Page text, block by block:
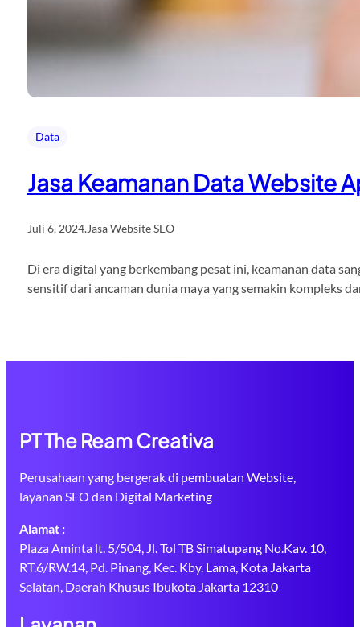
Data
Jasa Keamanan Data Website
Juli 6, 2024.Jasa Website SEO
Di era digital yang berkembang pesat ini, keamanan data
sensitif dari ancaman dunia maya yang semakin kompleks
PT The Ream Creativa
Perusahaan yang bergerak di pembuatan Website,
layanan SEO dan Digital Marketing
Alamat :
Plaza Aminta lt. 5/504, Jl. Tol TB Simatupang No.Kav. 10,
RT.6/RW.14, Pd. Pinang, Kec. Kby. Lama, Kota Jakarta
Selatan, Daerah Khusus Ibukota Jakarta 12310